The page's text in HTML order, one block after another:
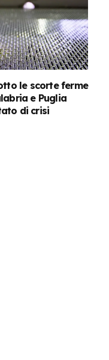
le scorte ferme
e Puglia
di crisi